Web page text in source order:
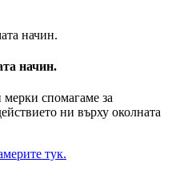
начин.
спомагаме за
ни върху околната
тук.